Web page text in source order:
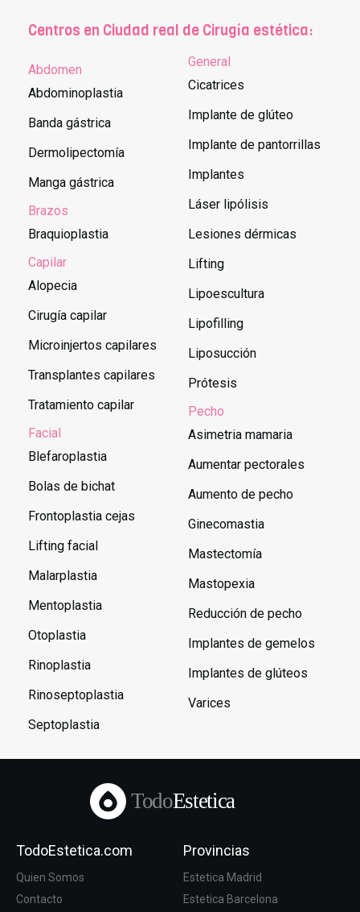
Centros en Ciudad real de Cirugía estética:
Abdomen
Abdominoplastia
Banda gástrica
Dermolipectomía
Manga gástrica
Brazos
Braquioplastia
Capilar
Alopecia
Cirugía capilar
Microinjertos capilares
Transplantes capilares
Tratamiento capilar
Facial
Blefaroplastia
Bolas de bichat
Frontoplastia cejas
Lifting facial
Malarplastia
Mentoplastia
Otoplastia
Rinoplastia
Rinoseptoplastia
Septoplastia
General
Cicatrices
Implante de glúteo
Implante de pantorrillas
Implantes
Láser lipólisis
Lesiones dérmicas
Lifting
Lipoescultura
Lipofilling
Liposucción
Prótesis
Pecho
Asimetria mamaria
Aumentar pectorales
Aumento de pecho
Ginecomastia
Mastectomía
Mastopexia
Reducción de pecho
Implantes de gemelos
Implantes de glúteos
Varices
TodoEstetica
TodoEstetica.com
Quien Somos
Contacto
Provincias
Estetica Madrid
Estetica Barcelona